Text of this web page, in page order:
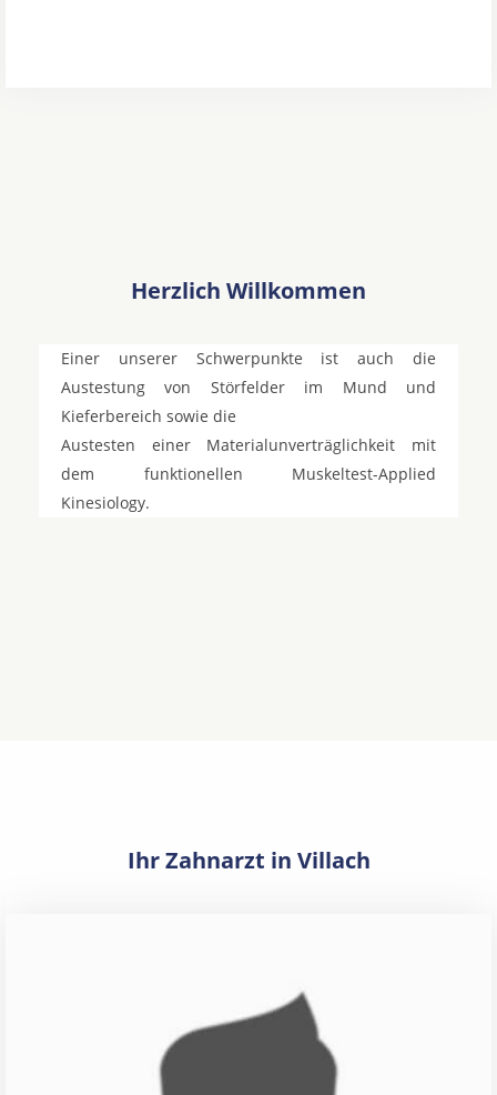
Herzlich Willkommen
Einer unserer Schwerpunkte ist auch die
Austestung von Störfelder im Mund und
Kieferbereich sowie die
Austesten einer Materialunverträglichkeit mit
dem funktionellen Muskeltest-Applied
Kinesiology.
Ihr Zahnarzt in Villach